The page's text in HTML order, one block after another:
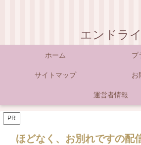
エンドライ
ホーム プ
サイトマップ お
運営者情報
PR
ほどなく、お別れですの配